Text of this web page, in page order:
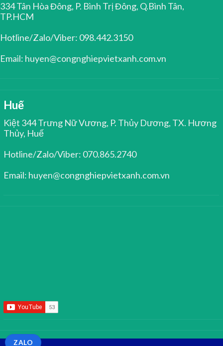
334 Tân Hòa Đông, P. Bình Trị Đông, Q.Bình Tân,
TP.HCM
Hotline/Zalo/Viber: 098.442.3150
Email: huyen@congnghiepvietxanh.com.vn
Huế
Kiệt 344 Trưng Nữ Vương, P. Thủy Dương, TX. Hương
Thủy, Huế
Hotline/Zalo/Viber: 070.865.2740
Email: huyen@congnghiepvietxanh.com.vn
ZALO